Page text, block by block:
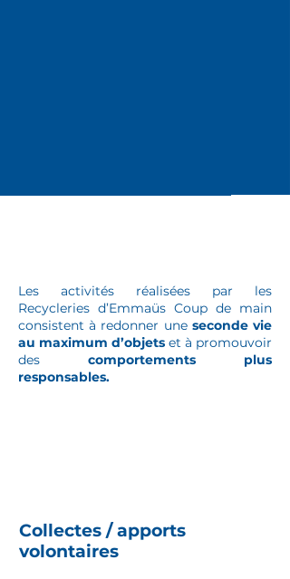
Les activités réalisées par les
Recycleries d’Emmaüs Coup de main
consistent à redonner une seconde vie
au maximum d’objets et à promouvoir
des comportements plus
responsables.
Collectes / apports
volontaires